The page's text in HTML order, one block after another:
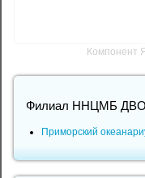
Компонент
Филиал ННЦМБ
Приморский